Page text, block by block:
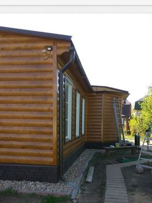
08:50 18 дек 2020